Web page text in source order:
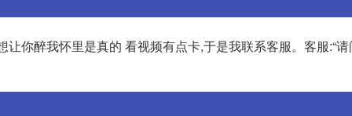
你醉我怀里是真的 看视频有点卡,于是我联系客服。客服:“